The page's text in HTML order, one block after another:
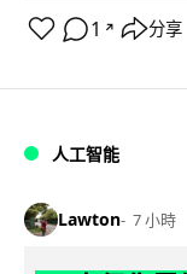
1 ↗ 分享
人工智能
Lawton 7 小時